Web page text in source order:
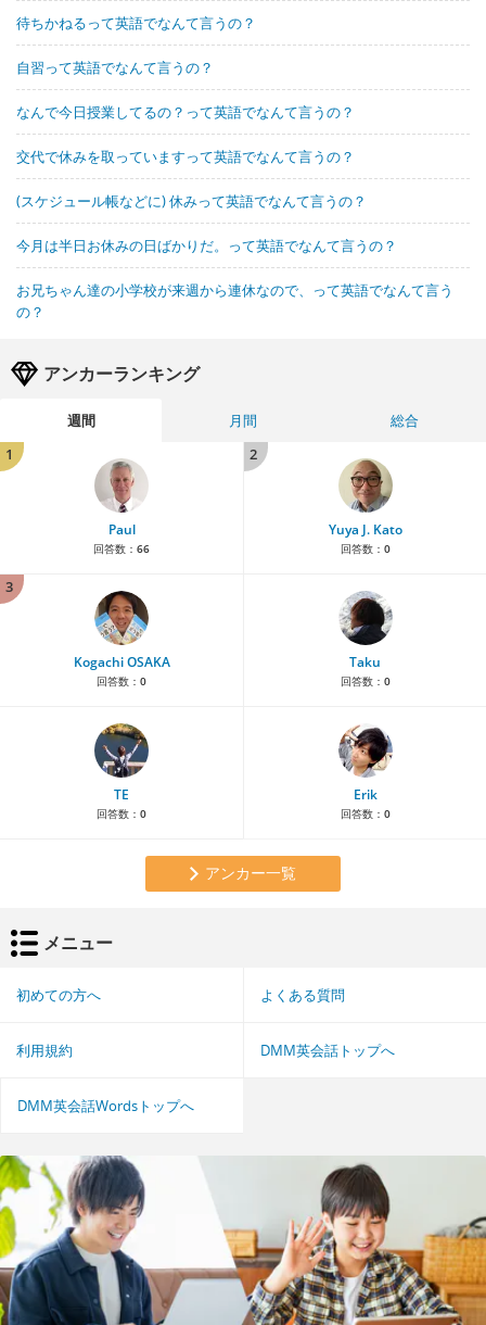
待ちかねるって英語でなんて言うの？
自習って英語でなんて言うの？
なんで今日授業してるの？って英語でなんて言うの？
交代で休みを取っていますって英語でなんて言うの？
(スケジュール帳などに) 休みって英語でなんて言うの？
今月は半日お休みの日ばかりだ。って英語でなんて言うの？
お兄ちゃん達の小学校が来週から連休なので、って英語でなんて言う
の？
アンカーランキング
週間 月間
総合
1
Paul
回答数： 66
2
Yuya J. Kato
回答数： 0
3
Kogachi OSAKA
回答数： 0
Taku
回答数： 0
TE
回答数： 0
Erik
回答数： 0
アンカー一覧
メニュー
初めての方へ よくある質問
利用規約 DMM英会話トップへ
DMM英会話Wordsトップへ